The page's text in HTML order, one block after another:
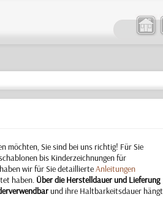
möchten, Sie sind bei uns richtig! Für Sie
bis Kinderzeichnungen für
wir für Sie detaillierteAnleitungen
haben. Über die Herstelldauer und Lieferung
und ihre Haltbarkeitsdauer hängt